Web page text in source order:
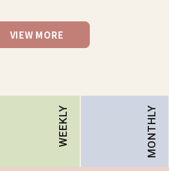
VIEW MORE
WEEKLY MONTHLY